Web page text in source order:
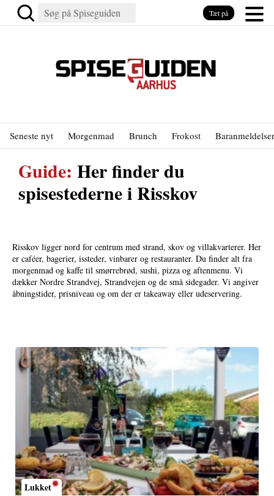
Seneste nyt Morgenmad Brunch Frokost Baranmeldelser
Guide: Her finder du
spisestederne i Risskov
Risskov ligger nord for centrum med strand, skov og villakvarterer. Her
er caféer, bagerier, issteder, vinbarer og restauranter. Du finder alt fra
morgenmad og kaffe til smørrebrød, sushi, pizza og aftenmenu. Vi
dækker Nordre Strandvej, Strandvejen og de små sidegader. Vi angiver
åbningstider, prisniveau og om der er takeaway eller udeservering.
Lukket
Tæt på